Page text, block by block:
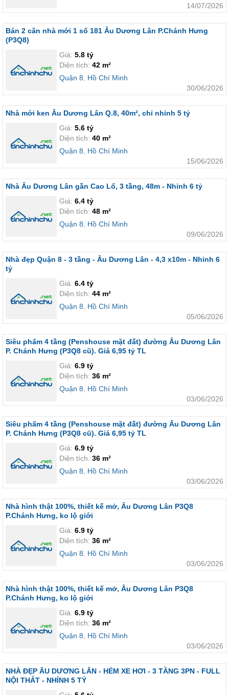
14/07/2026
Bán 2 căn nhà mới 1 sổ 181 Âu Dương Lân P.Chánh Hưng
(P3Q8)
Giá: 5.8 tỷ
Diện tích: 42 m²
Quận 8
Hồ Chí Minh
30/06/2026
Nhà mới ken Âu Dương Lân Q.8, 40m², chỉ nhỉnh 5 tỷ
Giá: 5.6 tỷ
Diện tích: 40 m²
Quận 8
Hồ Chí Minh
15/06/2026
Nhà Âu Dương Lân gần Cao Lổ, 3 tầng, 48m - Nhỉnh 6 tỷ
Giá: 6.4 tỷ
Diện tích: 48 m²
Quận 8
Hồ Chí Minh
09/06/2026
Nhà đẹp Quận 8 - 3 tầng - Âu Dương Lân - 4,3 x10m - Nhỉnh 6
tỷ
Giá: 6.4 tỷ
Diện tích: 44 m²
Quận 8
Hồ Chí Minh
05/06/2026
Siêu phẩm 4 tầng (Penshouse mặt đất) đường Âu Dương Lân
P. Chánh Hưng (P3Q8 cũ). Giá 6,95 tỷ TL
Giá: 6.9 tỷ
Diện tích: 36 m²
Quận 8
Hồ Chí Minh
03/06/2026
Siêu phẩm 4 tầng (Penshouse mặt đất) đường Âu Dương Lân
P. Chánh Hưng (P3Q8 cũ). Giá 6,95 tỷ TL
Giá: 6.9 tỷ
Diện tích: 36 m²
Quận 8
Hồ Chí Minh
03/06/2026
Nhà hình thật 100%, thiết kế mở, Âu Dương Lân P3Q8
P.Chánh Hưng, ko lộ giới
Giá: 6.9 tỷ
Diện tích: 36 m²
Quận 8
Hồ Chí Minh
03/06/2026
Nhà hình thật 100%, thiết kế mở, Âu Dương Lân P3Q8
P.Chánh Hưng, ko lộ giới
Giá: 6.9 tỷ
Diện tích: 36 m²
Quận 8
Hồ Chí Minh
03/06/2026
NHÀ ĐẸP ÂU DƯƠNG LÂN - HẺM XE HƠI - 3 TẦNG 3PN - FULL
NỘI THẤT - NHỈNH 5 TỶ